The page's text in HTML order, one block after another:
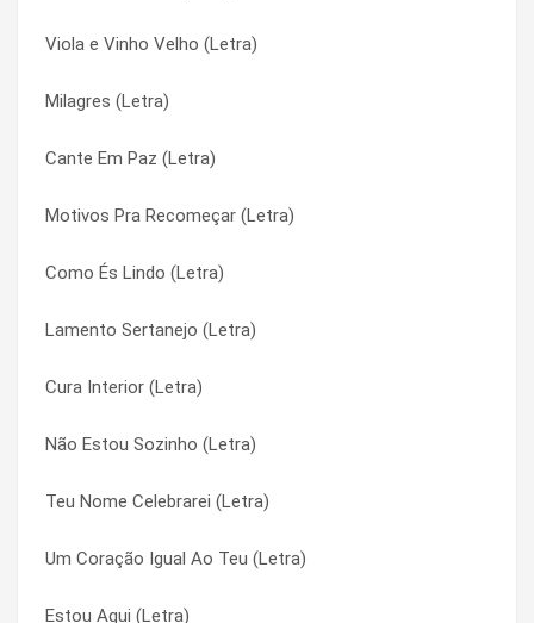
Viola e Vinho Velho (Letra)
Milagres (Letra)
Cante Em Paz (Letra)
Motivos Pra Recomeçar (Letra)
Como És Lindo (Letra)
Lamento Sertanejo (Letra)
Cura Interior (Letra)
Não Estou Sozinho (Letra)
Teu Nome Celebrarei (Letra)
Um Coração Igual Ao Teu (Letra)
Estou Aqui (Letra)
Levanta-te (Letra)
Lava-me (Letra)
Lamento Sertanejo (Letra)
Lamento dos Imperfeitos (Letra)
Jesus, Meu Deus Humano (Letra)
Jesus Cristo Não Vai Passar (Letra)
Já Me Acostumei (Letra)
Incendeia Minha Alma (Letra)
Imagem e Semelhança (Letra)
Iluminar (Letra)
Humano Demais (Letra)
Então Caminharemos Juntos (Letra)
Espera (Letra)
Espera (Letra)
Espírito Santo Repousa (Letra)
Espírito Santo Repousa (Letra)
Estela Luminosa (Letra)
Estela Luminosa (Letra)
Estou À Porta e Peço Entrada (Letra)
Estou À Porta e Peço Entrada (Letra)
Estou Aqui (Letra)
Estou Aqui (Letra)